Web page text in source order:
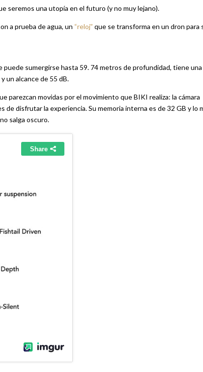
seremos una utopía en el futuro (y no muy lejano).
a prueba de agua, un “reloj” que se transforma en un dron para
sumergirse hasta 59. 74 metros de profundidad, tiene una
un alcance de 55 dB.
parezcan movidas por el movimiento que BIKI realiza: la cámara
disfrutar la experiencia. Su memoria interna es de 32 GB y lo
salga oscuro.